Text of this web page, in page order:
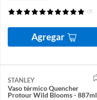
(7)
Agregar
STANLEY
Vaso térmico Quencher
Protour Wild Blooms - 887ml